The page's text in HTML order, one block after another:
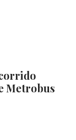
Metrobus